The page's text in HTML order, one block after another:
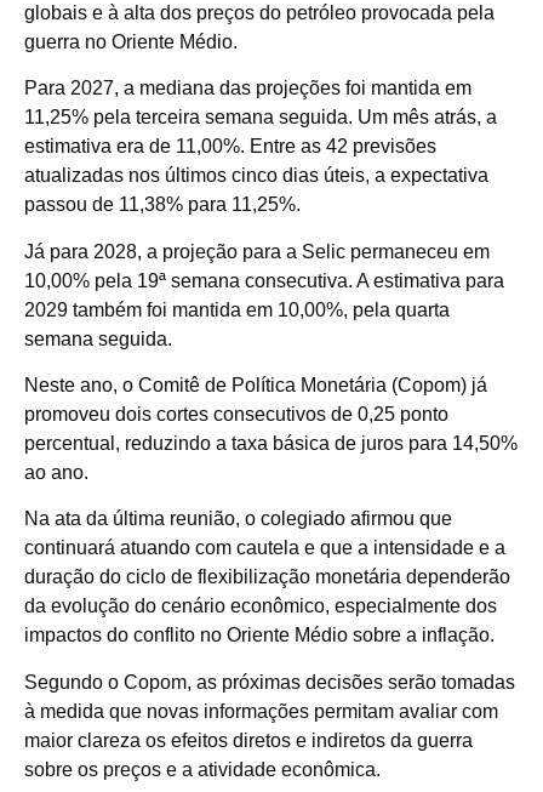
globais e à alta dos preços do petróleo provocada pela
guerra no Oriente Médio.
Para 2027, a mediana das projeções foi mantida em
11,25% pela terceira semana seguida. Um mês atrás, a
estimativa era de 11,00%. Entre as 42 previsões
atualizadas nos últimos cinco dias úteis, a expectativa
passou de 11,38% para 11,25%.
Já para 2028, a projeção para a Selic permaneceu em
10,00% pela 19ª semana consecutiva. A estimativa para
2029 também foi mantida em 10,00%, pela quarta
semana seguida.
Neste ano, o Comitê de Política Monetária (Copom) já
promoveu dois cortes consecutivos de 0,25 ponto
percentual, reduzindo a taxa básica de juros para 14,50%
ao ano.
Na ata da última reunião, o colegiado afirmou que
continuará atuando com cautela e que a intensidade e a
duração do ciclo de flexibilização monetária dependerão
da evolução do cenário econômico, especialmente dos
impactos do conflito no Oriente Médio sobre a inflação.
Segundo o Copom, as próximas decisões serão tomadas
à medida que novas informações permitam avaliar com
maior clareza os efeitos diretos e indiretos da guerra
sobre os preços e a atividade econômica.